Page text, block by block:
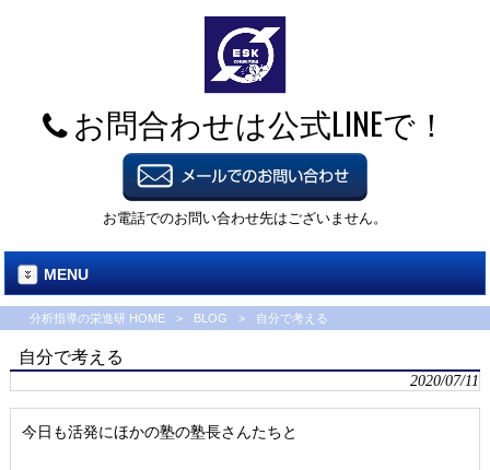
お問合わせは公式LINEで！
お電話でのお問い合わせ先はございません。
MENU
分析指導の栄進研 HOME > BLOG > 自分で考える
自分で考える
2020/07/11
今日も活発にほかの塾の塾長さんたちと